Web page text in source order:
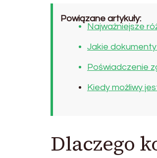
Powiązane artykuły:
Najważniejsze
Jakie
Poświadczenie
Kiedy możliwy
Dlaczego